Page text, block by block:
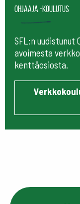
Ohjaaja -koulutus
SFL:n uudistunut
avoimesta
kenttäosiosta.